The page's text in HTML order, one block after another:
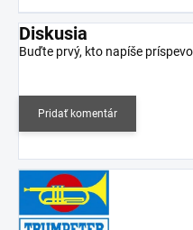
Diskusia
Buďte prvý, kto napíše
Pridať komentár